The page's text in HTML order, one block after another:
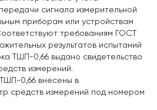
сигнала измерительной
приборам или устройствам
требованиям ГОСТ
результатов испытаний
ТШП-0,66 выдано свидетельство
измерений.
0,66 внесены в
средств измерений под номером